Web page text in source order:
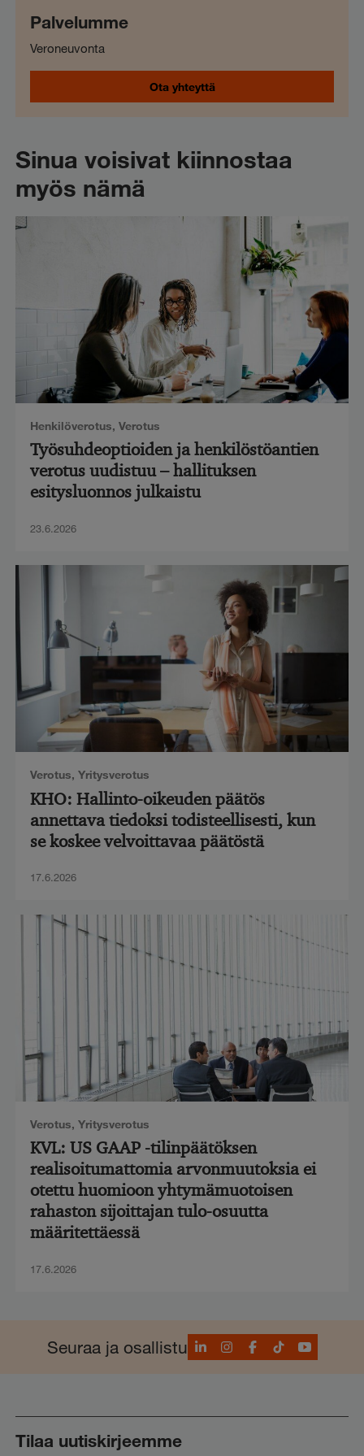
Palvelumme
Veroneuvonta
Ota yhteyttä
Sinua voisivat kiinnostaa
myös nämä
Henkilöverotus, Verotus
Työsuhdeoptioiden ja henkilöstöantien
verotus uudistuu – hallituksen
esitysluonnos julkaistu
23.6.2026
Verotus, Yritysverotus
KHO: Hallinto-oikeuden päätös
annettava tiedoksi todisteellisesti, kun
se koskee velvoittavaa päätöstä
17.6.2026
Verotus, Yritysverotus
KVL: US GAAP -tilinpäätöksen
realisoitumattomia arvonmuutoksia ei
otettu huomioon yhtymämuotoisen
rahaston sijoittajan tulo-osuutta
määritettäessä
17.6.2026
Seuraa ja osallistuLinkedInInstagram
Facebook
TikTokYouTube
Tilaa uutiskirjeemme